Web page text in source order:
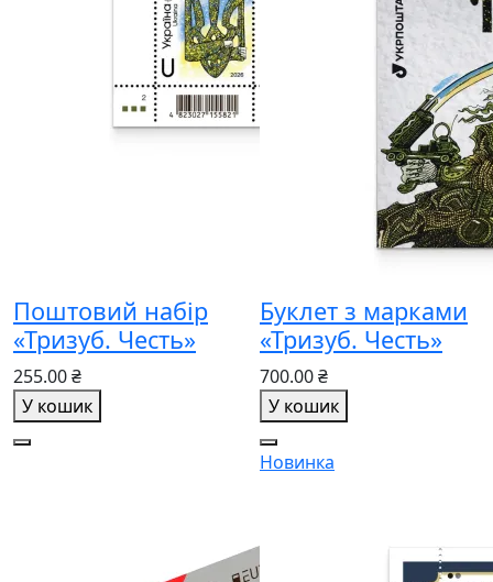
Поштовий набір
«Тризуб. Честь»
255.00 ₴
У кошик
Буклет з марками
«Тризуб. Честь»
700.00 ₴
У кошик
Новинка